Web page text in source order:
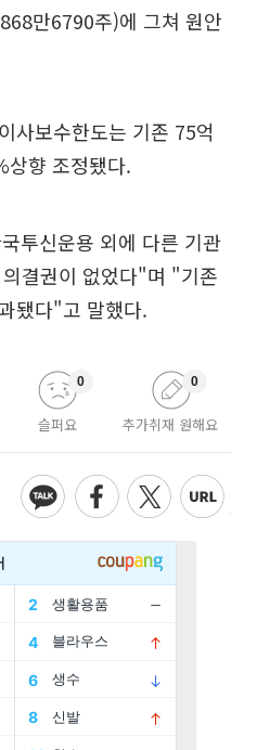
만6790주)에 그쳐 원안
사보수한도는 기존 75억
향 조정됐다.
투신운용 외에 다른 기관
결권이 없었다"며 "기존
됐다"고 말했다.
슬퍼요
0
추가취재 원해요
0